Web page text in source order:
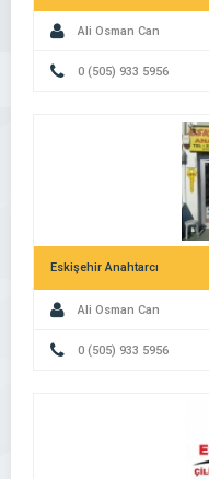
Ali Osman Can
0 (505) 933 5956
Eskişehir Anahtarcı
Ali Osman Can
0 (505) 933 5956